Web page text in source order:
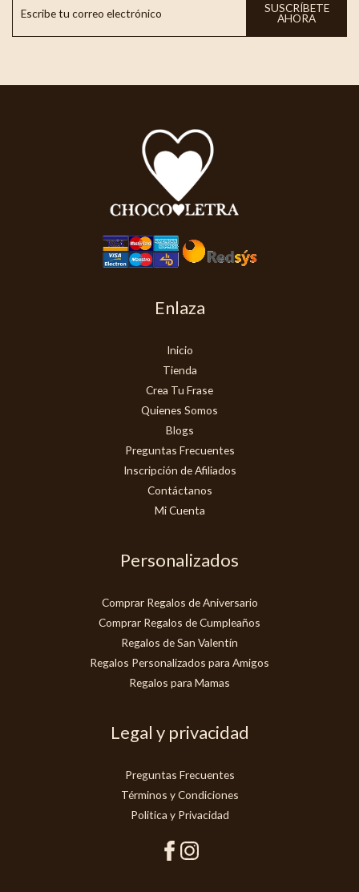
SUSCRÍBETE
AHORA
Enlaza
Inicio
Tienda
Crea Tu Frase
Quienes Somos
Blogs
Preguntas Frecuentes
Inscripción de Afiliados
Contáctanos
Mi Cuenta
Personalizados
Comprar Regalos de Aniversario
Comprar Regalos de Cumpleaños
Regalos de San Valentín
Regalos Personalizados para Amigos
Regalos para Mamas
Legal y privacidad
Preguntas Frecuentes
Términos y Condiciones
Politica y Privacidad